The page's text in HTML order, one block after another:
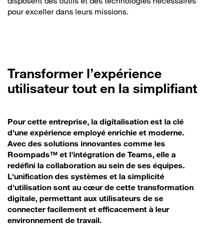
pour exceller dans leurs missions.
Transformer l’expérience
utilisateur tout en la simplifiant
Pour cette entreprise, la digitalisation est la clé
d'une expérience employé enrichie et moderne.
Avec des solutions innovantes comme les
Roompads™ et l'intégration de Teams, elle a
redéfini la collaboration au sein de ses équipes.
L'unification des systèmes et la simplicité
d'utilisation sont au cœur de cette transformation
digitale, permettant aux utilisateurs de se
connecter facilement et efficacement à leur
environnement de travail.